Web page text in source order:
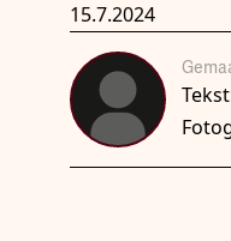
15.7.2024